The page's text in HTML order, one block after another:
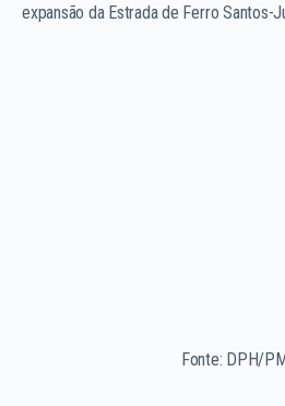
expansão da Estrada de Ferro Santos-
Fonte: DPH/